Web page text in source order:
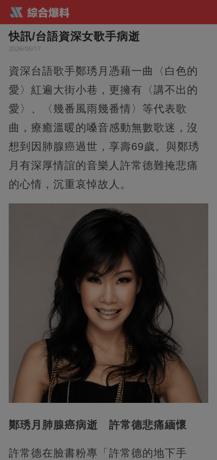
快訊/台語資深女歌手病逝
2026/06/17
資深台語歌手鄭琇月憑藉一曲〈白色的
愛〉紅遍大街小巷，更擁有〈講不出的
愛〉、〈幾番風雨幾番情〉等代表歌
曲，療癒溫暖的嗓音感動無數歌迷，沒
想到因肺腺癌過世，享壽69歲。與鄭琇
月有深厚情誼的音樂人許常德難掩悲痛
的心情，沉重哀悼故人。
鄭琇月肺腺癌病逝 許常德悲痛緬懷
許常德在臉書粉專「許常德的地下手